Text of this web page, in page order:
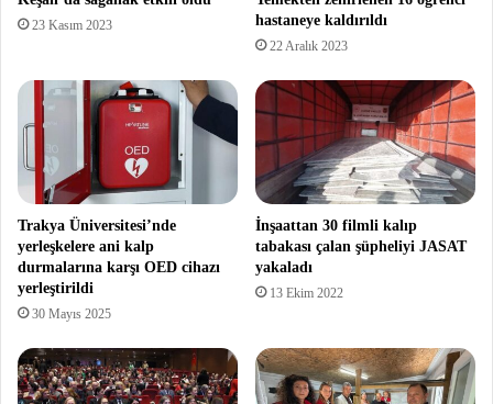
23 Kasım 2023
hastaneye kaldırıldı
22 Aralık 2023
Trakya Üniversitesi’nde
yerleşkelere ani kalp
durmalarına karşı OED cihazı
yerleştirildi
30 Mayıs 2025
İnşaattan 30 filmli kalıp
tabakası çalan şüpheliyi JASAT
yakaladı
13 Ekim 2022